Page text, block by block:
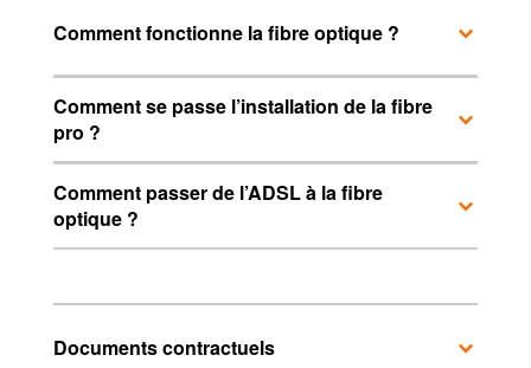
Comment fonctionne la fibre optique ?
Comment se passe l’installation de la fibre
pro ?
Comment passer de l’ADSL à la fibre
optique ?
Documents contractuels